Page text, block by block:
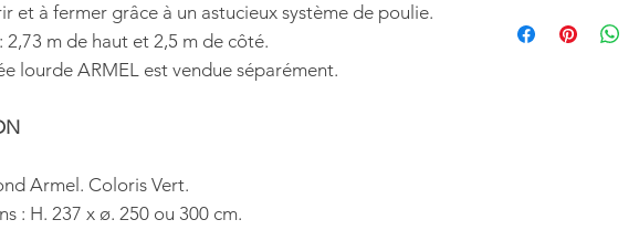
et à fermer grâce à un astucieux système de poulie.
2,73 m de haut et 2,5 m de côté.
lourde ARMEL est vendue séparément.
Armel. Coloris Vert.
: H. 237 x ø. 250 ou 300 cm.
ARMELPIEDNOIR